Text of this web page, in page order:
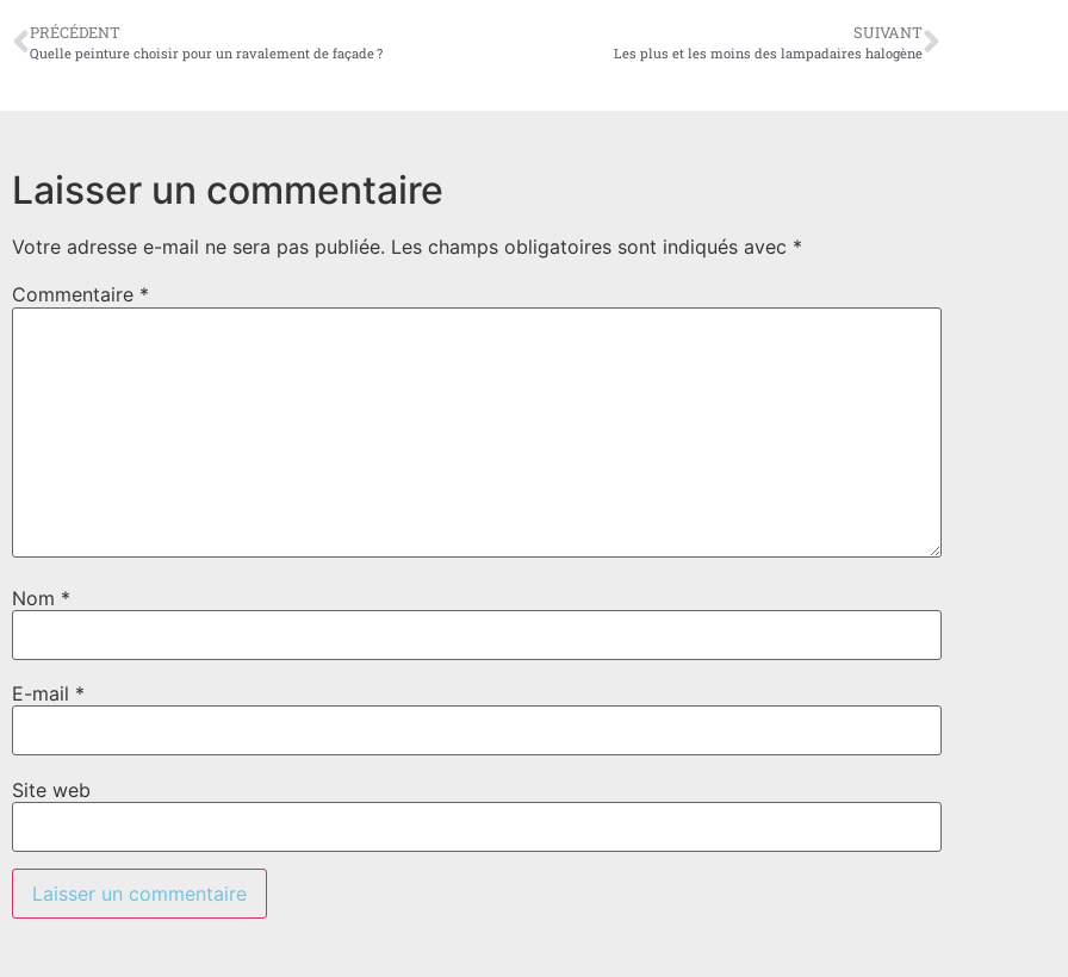
PRÉCÉDENT
Quelle peinture choisir pour un ravalement de façade ?
SUIVANT
Les plus et les moins des lampadaires halogène
Laisser un commentaire
Votre adresse e-mail ne sera pas publiée. Les champs obligatoires sont indiqués avec *
Commentaire *
Nom *
E-mail *
Site web